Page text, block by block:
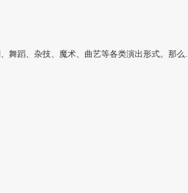
蹈、杂技、魔术、曲艺等各类演出形式。那么...